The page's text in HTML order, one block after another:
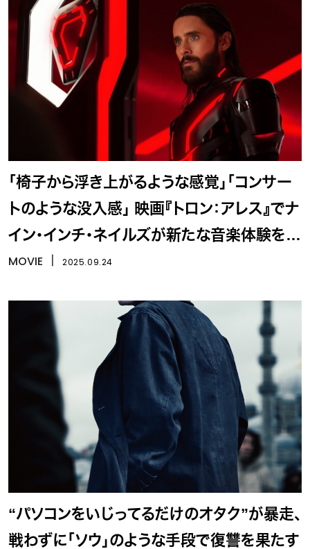
「椅子から浮き上がるような感覚」「コンサー
トのような没入感」 映画『トロン：アレス』でナ
イン・インチ・ネイルズが新たな音楽体験をも
たらす
MOVIE 2025.09.24
“パソコンをいじってるだけのオタク”が暴走、
戦わずに「ソウ」のような手段で復讐を果たす